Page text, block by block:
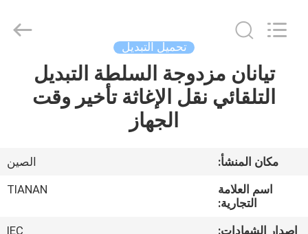
الصفحة
الرئيسية
عرض
(Group)
Co.,Ltd..
تحميل التبديل
تيانان مزدوجة السلطة التبديل
التلقائي نقل الإغاثة تأخير وقت
الجهاز
مكان المنشأ:
الصين
اسم العلامة
التجارية:
TIANAN
إصدار الشهادات:
IEC